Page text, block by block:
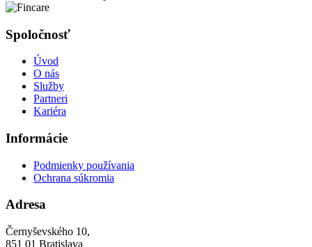
Spoločnosť
Úvod
O nás
Služby
Partneri
Kariéra
Informácie
Podmienky používania
Ochrana súkromia
Adresa
Černyševského 10,
851 01 Bratislava